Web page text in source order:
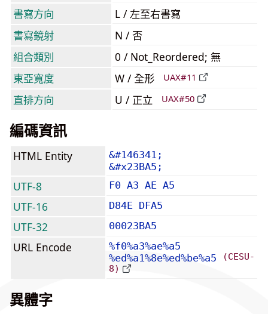
書寫方向
L / 左至右書寫
書寫鏡射
N / 否
組合類別
0 / Not_Reordered; 無
東亞寬度
W / 全形 UAX#11
直排方向 U / 正立 UAX#50
編碼資訊
HTML Entity
&#146341;
&#x23BA5;
UTF-8 F0 A3 AE A5
UTF-16 D84E DFA5
UTF-32 00023BA5
URL Encode
%f0%a3%ae%a5
%ed%a1%8e%ed%be%a5
(CESU-
8)
異體字